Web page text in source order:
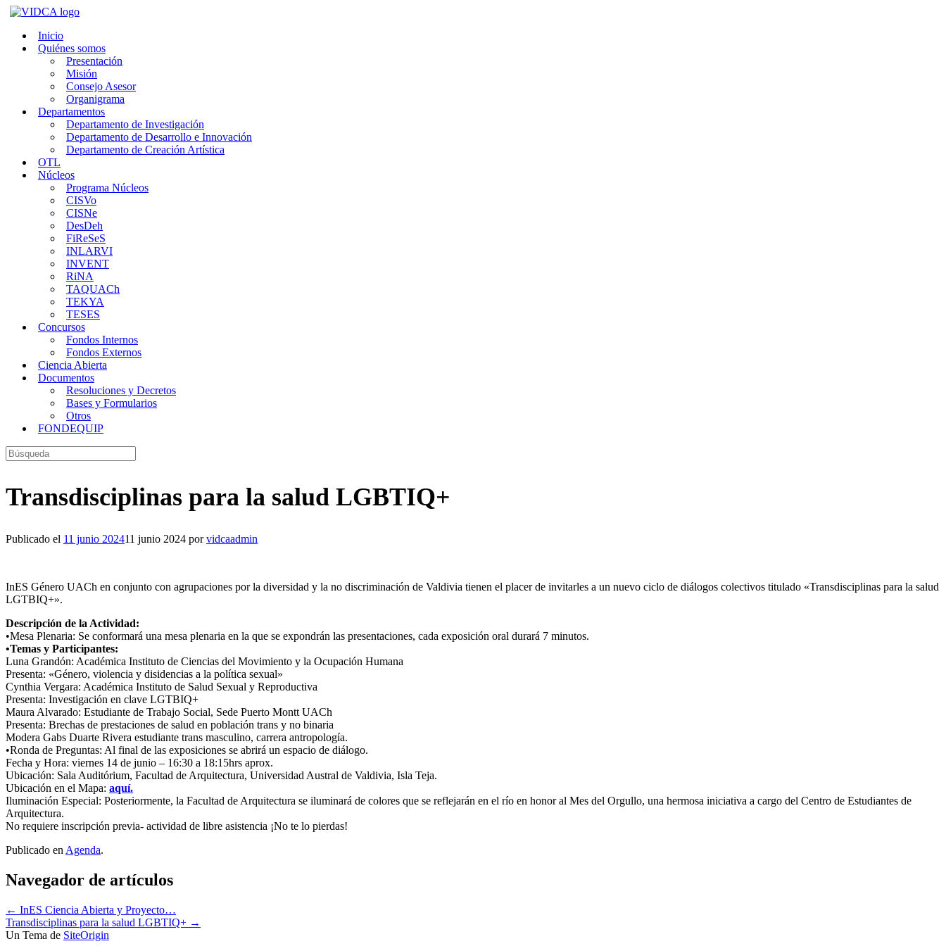
Saltar
contenidoInicio
Quiénes somos
Presentación
Misión
Consejo Asesor
Organigrama
Departamentos
Departamento de Investigación
Departamento de Desarrollo e Innovación
Departamento de Creación Artística
OTL
Núcleos
Programa Núcleos
CISVo
CISNe
DesDeh
FiReSeS
INLARVI
INVENT
RiNA
TAQUACh
TEKYA
TESES
Concursos
Fondos Internos
Fondos Externos
Ciencia Abierta
Documentos
Resoluciones y Decretos
Bases y Formularios
Otros
FONDEQUIP
Buscar:
Transdisciplinas para la salud LGBTIQ+
Publicado el 11 junio 202411 junio 2024 porvidcaadmin
InES Género UACh en conjunto con agrupaciones por la diversidad y la no discriminación de Valdivia tienen el placer de invitarles a un nuevo ciclo de diálogos colectivos titulado «Transdisciplinas para la salud
LGTBIQ+».
Descripción de la Actividad:
•Mesa Plenaria: Se conformará una mesa plenaria en la que se expondrán las presentaciones, cada exposición oral durará 7 minutos.
•Temas y Participantes:
Luna Grandón: Académica Instituto de Ciencias del Movimiento y la Ocupación Humana
Presenta: «Género, violencia y disidencias a la política sexual»
Cynthia Vergara: Académica Instituto de Salud Sexual y Reproductiva
Presenta: Investigación en clave LGTBIQ+
Maura Alvarado: Estudiante de Trabajo Social, Sede Puerto Montt UACh
Presenta: Brechas de prestaciones de salud en población trans y no binaria
Modera Gabs Duarte Rivera estudiante trans masculino, carrera antropología.
•Ronda de Preguntas: Al final de las exposiciones se abrirá un espacio de diálogo.
Fecha y Hora: viernes 14 de junio – 16:30 a 18:15hrs aprox.
Ubicación: Sala Auditórium, Facultad de Arquitectura, Universidad Austral de Valdivia, Isla Teja.
Ubicación en el Mapa: aquí.
Iluminación Especial: Posteriormente, la Facultad de Arquitectura se iluminará de colores que se reflejarán en el río en honor al Mes del Orgullo, una hermosa iniciativa a cargo del Centro de Estudiantes de
Arquitectura.
No requiere inscripción previa- actividad de libre asistencia ¡No te lo pierdas!
Publicado en Agenda.
Navegador de artículos
← InES Ciencia Abierta y Proyecto…
Transdisciplinas para la salud LGBTIQ+ →
Un Tema de SiteOrigin